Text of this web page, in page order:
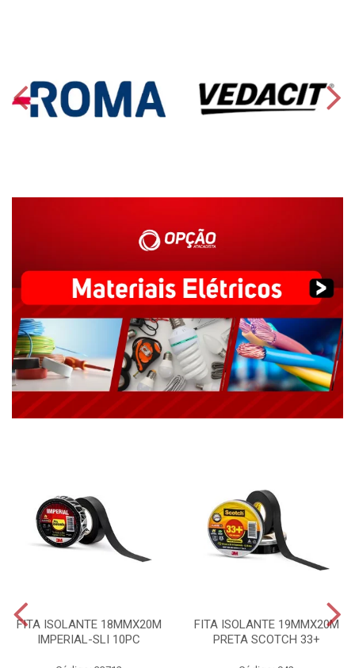
FITA ISOLANTE 18MMX20M
IMPERIAL-SLI 10PC
FITA ISOLANTE 19MMX20M
PRETA SCOTCH 33+